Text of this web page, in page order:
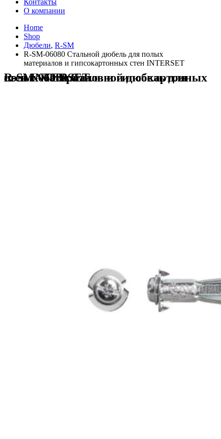
Контакты
О компании
Home
Shop
Дюбели, R-SM
R-SM-06080 Стальной дюбель для полых
материалов и гипсокартонных стен INTERSET
R-SM-06080 Стальной дюбель для полых материалов и гипсокартонных стен INTERSET